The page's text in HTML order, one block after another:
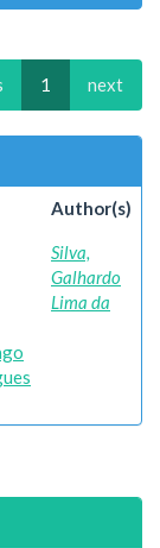
1 next
Author(s)
Silva,
Galhardo
Lima da